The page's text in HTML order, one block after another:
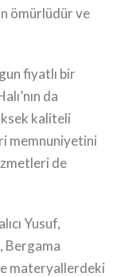
ömürlüdür ve
fiyatlı bir
da
kaliteli
memnuniyetini
de
Yusuf,
Bergama
materyallerdeki